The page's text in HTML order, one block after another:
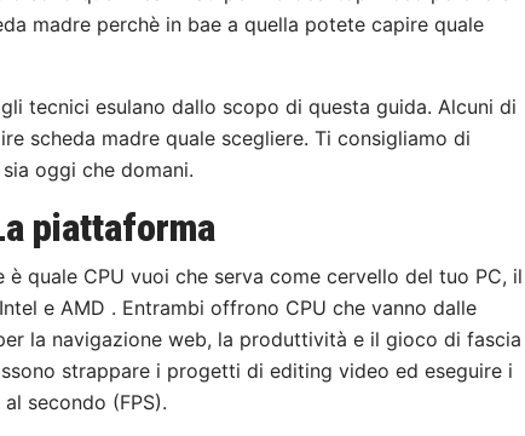
madre perchè in bae a quella potete capire quale
tecnici esulano dallo scopo di questa guida. Alcuni di
scheda madre quale scegliere. Ti consigliamo di
oggi che domani.
piattaforma
quale CPU vuoi che serva come cervello del tuo PC, il
e AMD . Entrambi offrono CPU che vanno dalle
la navigazione web, la produttività e il gioco di fascia
strappare i progetti di editing video ed eseguire i
secondo (FPS).